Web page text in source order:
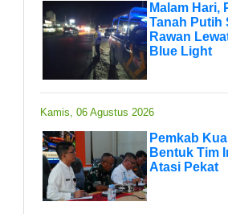
Malam Hari,
Tanah Putih
Rawan
Blue Light
Kamis, 06 Agustus 2026
Pemkab
Bentuk Tim
Atasi Pekat